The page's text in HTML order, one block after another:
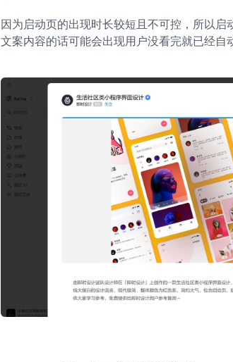
因为启动页的出现时长较短且不可控，所以
文案内容的话可能会出现用户没看完就已经自